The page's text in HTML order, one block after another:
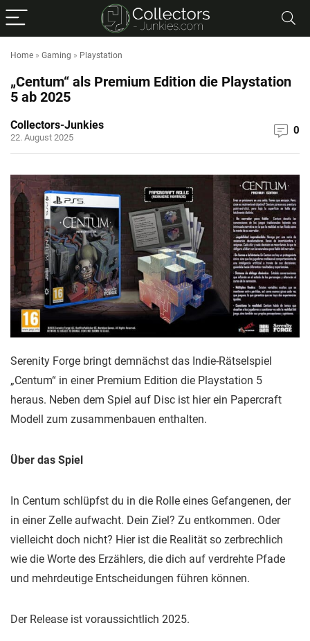
Home » Gaming » Playstation
„Centum“ als Premium Edition die Playstation
5 ab 2025
Collectors-Junkies
22. August 2025
0
Serenity Forge bringt demnächst das Indie-Rätselspiel
„Centum“ in einer Premium Edition die Playstation 5
heraus. Neben dem Spiel auf Disc ist hier ein Papercraft
Modell zum zusammenbauen enthalten.
Über das Spiel
In Centum schlüpfst du in die Rolle eines Gefangenen, der
in einer Zelle aufwacht. Dein Ziel? Zu entkommen. Oder
vielleicht doch nicht? Hier ist die Realität so zerbrechlich
wie die Worte des Erzählers, die dich auf verdrehte Pfade
und mehrdeutige Entscheidungen führen können.
Der Release ist voraussichtlich 2025.